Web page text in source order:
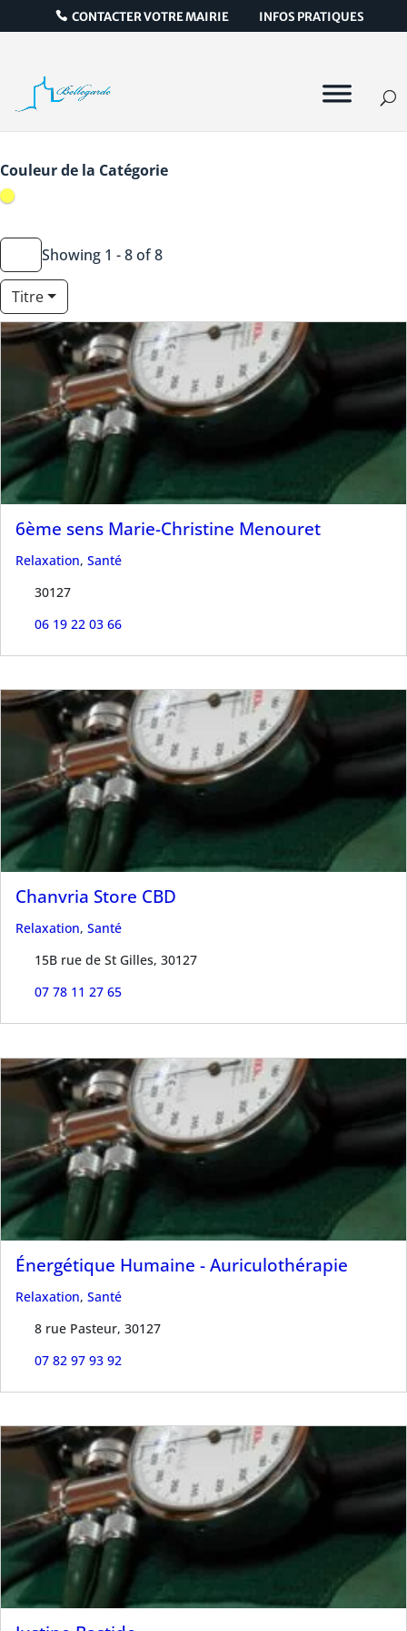
CONTACTER VOTRE MAIRIE INFOS PRATIQUES
Couleur de la Catégorie
Showing 1 - 8 of 8
Titre
6ème sens Marie-Christine Menouret
Relaxation, Santé
30127
06 19 22 03 66
Chanvria Store CBD
Relaxation, Santé
15B rue de St Gilles, 30127
07 78 11 27 65
Énergétique Humaine - Auriculothérapie
Relaxation, Santé
8 rue Pasteur, 30127
07 82 97 93 92